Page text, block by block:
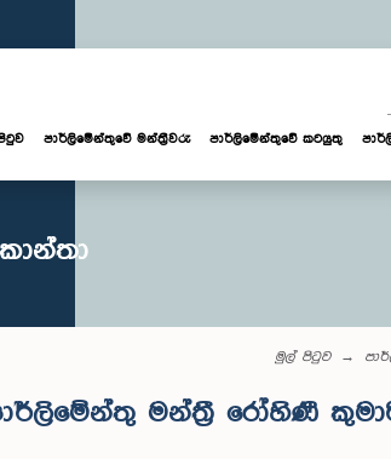
පාර්ලි‌මේන්තුවේ මන්ත්‍රීවරු පාර්ලිමේන්තුවේ කටයුතු
මුල් පිටුව
මන්ත්‍රී රෝහිණී